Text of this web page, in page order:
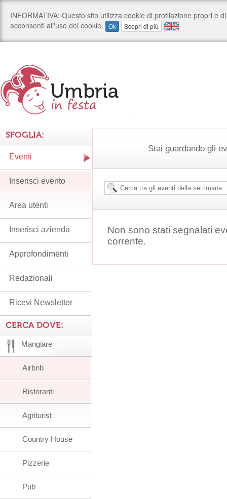
Stai guardando gli
Non sono stati segnalati
corrente.
SFOGLIA:
Eventi
Inserisci evento
Area utenti
Inserisci azienda
Approfondimenti
Redazionali
Ricevi Newsletter
CERCA DOVE:
Mangiare
Airbnb
Ristoranti
Agriturist
Country House
Pizzerie
Pub